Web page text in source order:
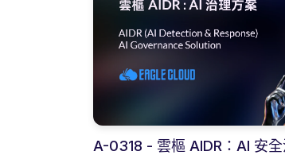
A-0318 - 雲樞 AIDR：AI 安